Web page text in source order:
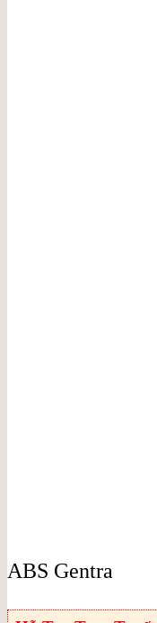
ABS Gentra